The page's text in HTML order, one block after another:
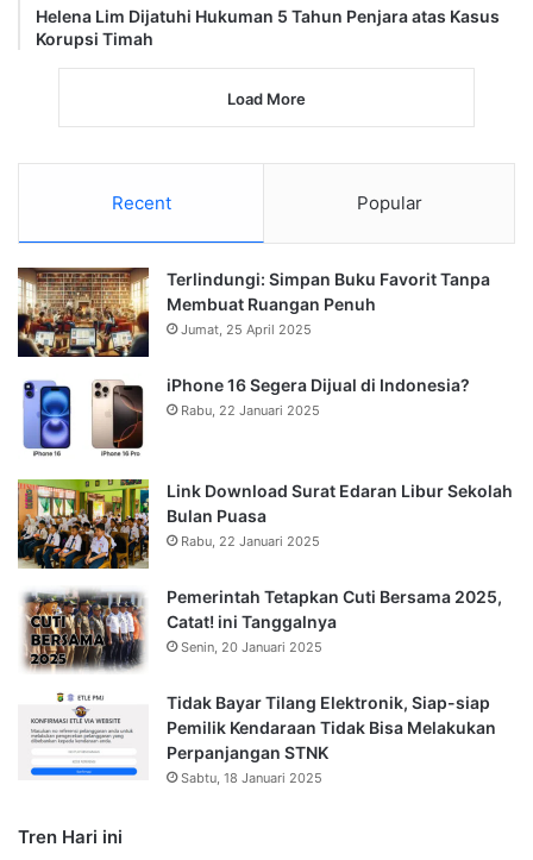
Helena Lim Dijatuhi Hukuman 5 Tahun Penjara atas Kasus
Korupsi Timah
Load More
Recent Popular
Terlindungi: Simpan Buku Favorit Tanpa
Membuat Ruangan Penuh
Jumat, 25 April 2025
iPhone 16 Segera Dijual di Indonesia?
Rabu, 22 Januari 2025
Link Download Surat Edaran Libur Sekolah
Bulan Puasa
Rabu, 22 Januari 2025
Pemerintah Tetapkan Cuti Bersama 2025,
Catat! ini Tanggalnya
Senin, 20 Januari 2025
Tidak Bayar Tilang Elektronik, Siap-siap
Pemilik Kendaraan Tidak Bisa Melakukan
Perpanjangan STNK
Sabtu, 18 Januari 2025
Tren Hari ini